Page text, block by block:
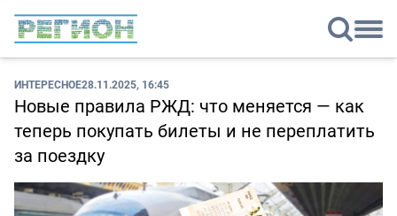
ИНТЕРЕСНОЕ28.11.2025, 16:45
Новые правила РЖД: что меняется — как
теперь покупать билеты и не переплатить
за поездку